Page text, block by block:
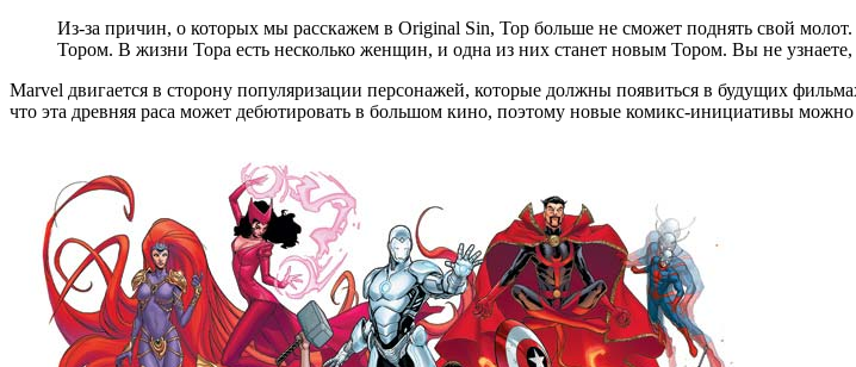
Из-за причин, о которых мы расскажем в Original Sin, Тор больше не сможет поднять свой
Тором. В жизни Тора есть несколько женщин, и одна из них станет новым Тором. Вы не
Marvel двигается в сторону популяризации персонажей, которые должны появиться в будущих
что эта древняя раса может дебютировать в большом кино, поэтому новые комикс-инициативы